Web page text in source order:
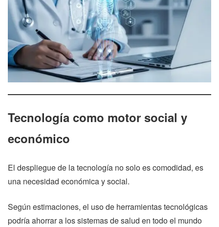
Tecnología como motor social y
económico
El despliegue de la tecnología no solo es comodidad, es
una necesidad económica y social.
Según estimaciones, el uso de herramientas tecnológicas
podría ahorrar a los sistemas de salud en todo el mundo